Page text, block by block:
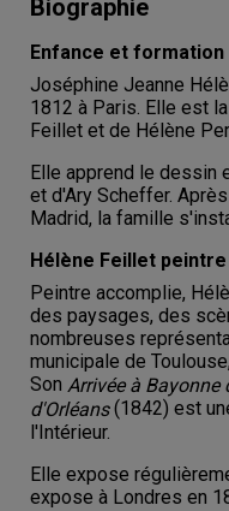
Biographie
Enfance et formation
Joséphine Jeanne
1812 à Paris. Elle est
Feillet et de Hélène
Elle apprend le dessin
et d'Ary Scheffer.
Madrid, la famille
Hélène Feillet peintre
Peintre accomplie,
des paysages, des
nombreuses
municipale de
Son Arrivée à Bayonne
d'Orléans(1842) est
l'Intérieur.
Elle expose
expose à Londres en